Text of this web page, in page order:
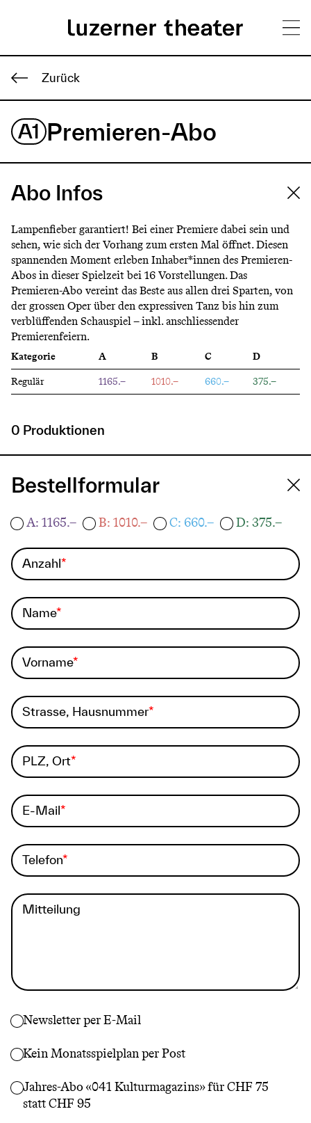
zum
H
a
u
p
t
m
e
n
ü
Zurück
A1 Premieren-Abo
Abo Infos
Lampenfieber garantiert! Bei einer Premiere dabei sein und
sehen, wie sich der Vorhang zum ersten Mal öffnet. Diesen
spannenden Moment erleben Inhaber*innen des Premieren-
Abos in dieser Spielzeit bei 16 Vorstellungen. Das
Premieren-Abo vereint das Beste aus allen drei Sparten, von
der grossen Oper über den expressiven Tanz bis hin zum
verblüffenden Schauspiel – inkl. anschliessender
Premierenfeiern.
Kategorie A B C
D
Regulär
1165.– 1010.– 660.– 375.–
0 Produktionen
Bestellformular
A: 1165.– B: 1010.– C: 660.– D: 375.–
Anzahl
Name
Vorname
Strasse, Hausnummer
PLZ, Ort
E-Mail
Telefon
Mitteilung
Newsletter per E-Mail
Kein Monatsspielplan per Post
Jahres-Abo «041 Kulturmagazins» für CHF 75
statt CHF 95